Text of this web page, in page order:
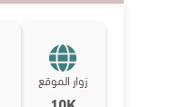
زوار الموقع